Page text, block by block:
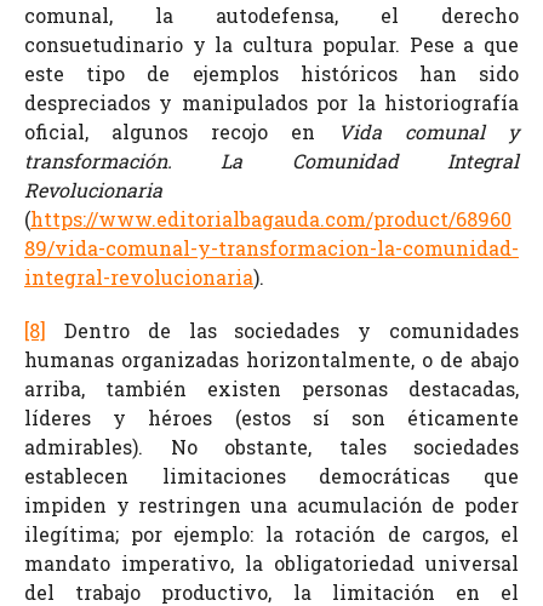
comunal, la autodefensa, el derecho
consuetudinario y la cultura popular. Pese a que
este tipo de ejemplos históricos han sido
despreciados y manipulados por la historiografía
oficial, algunos recojo en
Vida comunal y
transformación. La Comunidad Integral
Revolucionaria
(https://www.editorialbagauda.com/product/68960
89/vida-comunal-y-transformacion-la-comunidad-
integral-revolucionaria).
[8] Dentro de las sociedades y comunidades
humanas organizadas horizontalmente, o de abajo
arriba, también existen personas destacadas,
líderes y héroes (estos sí son éticamente
admirables). No obstante, tales sociedades
establecen limitaciones democráticas que
impiden y restringen una acumulación de poder
ilegítima; por ejemplo: la rotación de cargos, el
mandato imperativo, la obligatoriedad universal
del trabajo productivo, la limitación en el